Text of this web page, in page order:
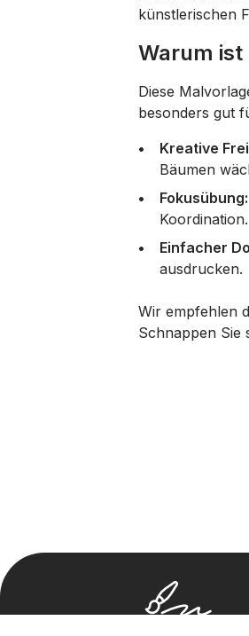
künstlerischen
Warum ist
Diese
besonders gut
Kreative
Bäumen
Fokusübung:
Koordination.
Einfacher
ausdrucken.
Wir empfehlen
Schnappen Sie